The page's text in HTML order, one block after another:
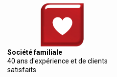
Société familiale
40 ans d'expérience et de clients
satisfaits